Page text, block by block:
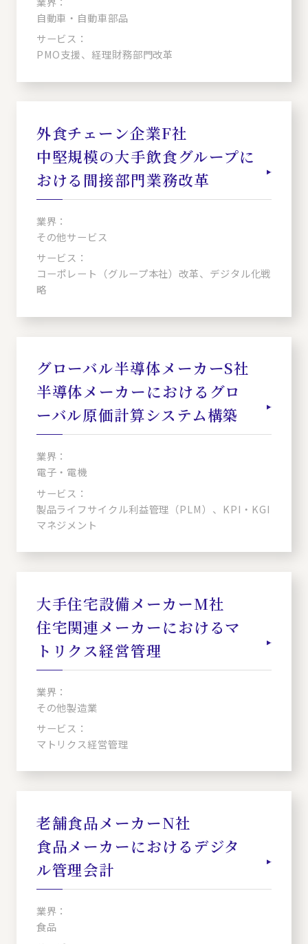
自動車・自動車部品
サービス：
PMO支援、経理財務部門改革
外食チェーン企業F社
中堅規模の大手飲食グループに
おける間接部門業務改革
業界：
その他サービス
サービス：
コーポレート（グループ本社）改革、デジタル化戦
略
グローバル半導体メーカーS社
半導体メーカーにおけるグロ
ーバル原価計算システム構築
業界：
電子・電機
サービス：
製品ライフサイクル利益管理（PLM）、KPI・KGI
マネジメント
大手住宅設備メーカーM社
住宅関連メーカーにおけるマ
トリクス経営管理
業界：
その他製造業
サービス：
マトリクス経営管理
老舗食品メーカーN社
食品メーカーにおけるデジタ
ル管理会計
業界：
食品